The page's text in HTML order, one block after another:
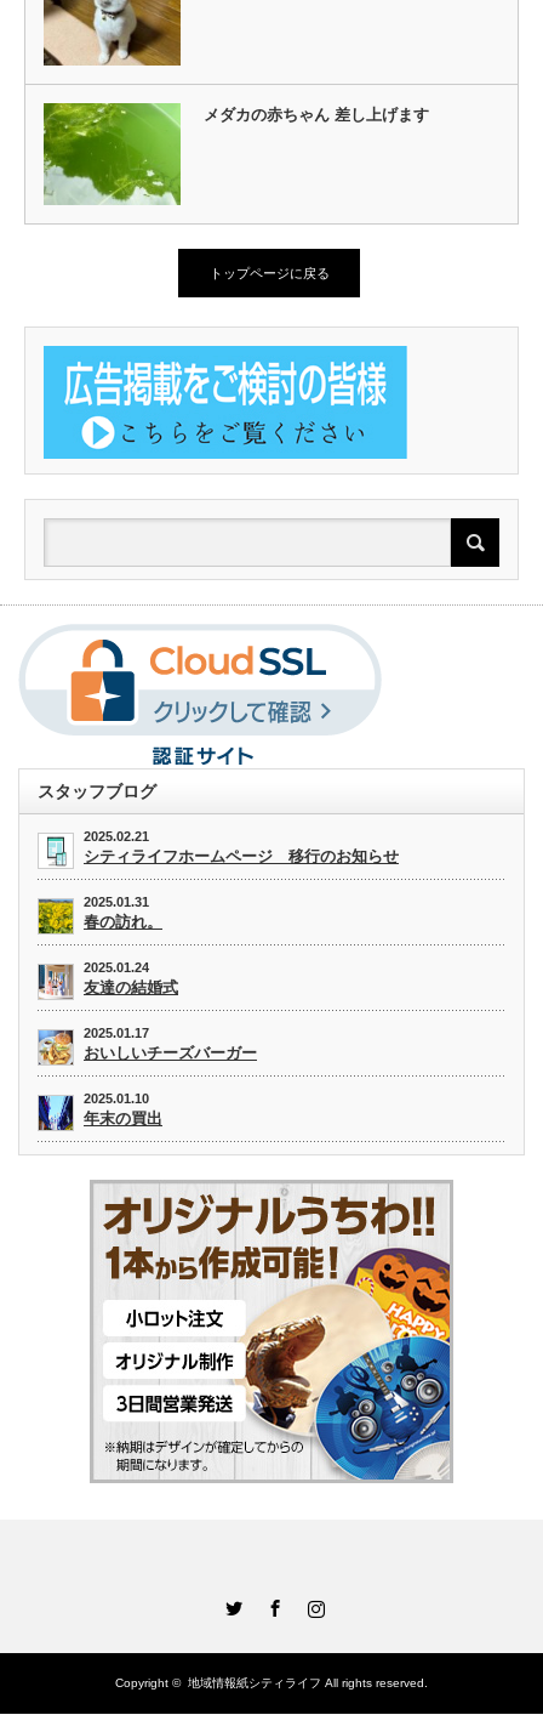
メダカの赤ちゃん 差し上げます
トップページに戻る
スタッフブログ
2025.02.21
シティライフホームページ 移行のお知らせ
2025.01.31
春の訪れ。
2025.01.24
友達の結婚式
2025.01.17
おいしいチーズバーガー
2025.01.10
年末の買出
Copyright © 地域情報紙シティライフ All rights reserved.